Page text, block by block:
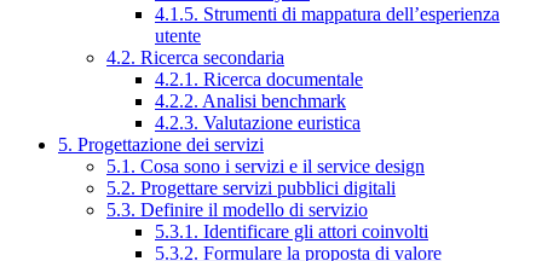
4.1.5. Strumenti di mappatura dell’esperienza
utente
4.2. Ricerca secondaria
4.2.1. Ricerca documentale
4.2.2. Analisi benchmark
4.2.3. Valutazione euristica
5. Progettazione dei servizi
5.1. Cosa sono i servizi e il service design
5.2. Progettare servizi pubblici digitali
5.3. Definire il modello di servizio
5.3.1. Identificare gli attori coinvolti
5.3.2. Formulare la proposta di valore